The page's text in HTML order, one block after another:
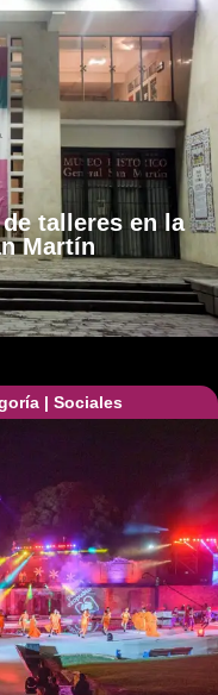
talleres en la
Martín
| Sociales